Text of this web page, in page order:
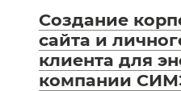
Создание
сайта и
клиента для
компании